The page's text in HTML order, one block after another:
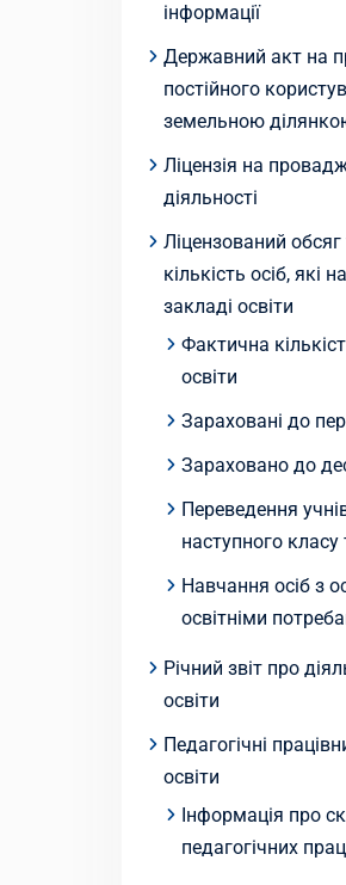
інформації
Державний акт на
постійного
земельною
Ліцензія на
діяльності
Ліцензований
кількість осіб, які
закладі освіти
Фактична
освіти
Зараховані до
Зараховано до
Переведення
наступного
Навчання осіб з
освітніми
Річний звіт про
освіти
Педагогічні
освіти
Інформація про
педагогічних